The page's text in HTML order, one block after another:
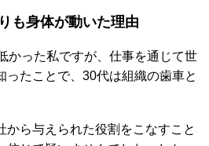
も身体が動いた理由
った私ですが、仕事を通じて世
ったことで、30代は組織の歯車と
ら与えられた役割をこなすこと